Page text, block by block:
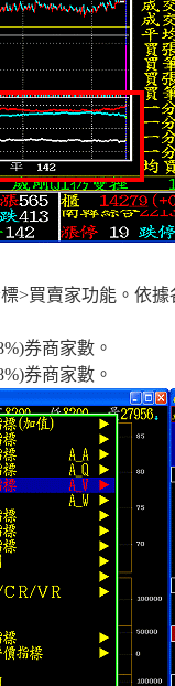
>買賣家功能。依
券商家數。
券商家數。